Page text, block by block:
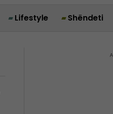
Lifestyle Shëndeti